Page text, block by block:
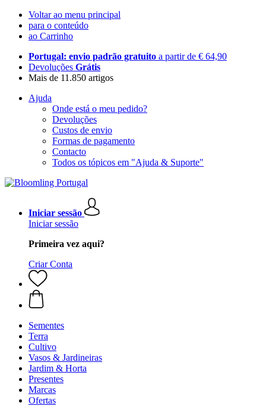
Voltar ao menu principal
para o conteúdo
ao Carrinho
Portugal: envio padrão gratuito a partir de € 64,90
Devoluções Grátis
Mais de 11.850 artigos
Ajuda
Onde está o meu pedido?
Devoluções
Custos de envio
Formas de pagamento
Contacto
Todos os tópicos em "Ajuda & Suporte"
Iniciar sessão
Iniciar sessão
Primeira vez aqui?
Criar Conta
Sementes
Terra
Cultivo
Vasos & Jardineiras
Jardim & Horta
Presentes
Marcas
Ofertas